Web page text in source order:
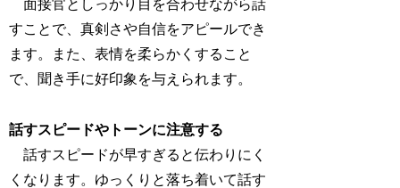
面接官としっかり目を合わせながら話
すことで、真剣さや自信をアピールでき
ます。また、表情を柔らかくすること
で、聞き手に好印象を与えられます。
話すスピードやトーンに注意する
話すスピードが早すぎると伝わりにく
くなります。ゆっくりと落ち着いて話す